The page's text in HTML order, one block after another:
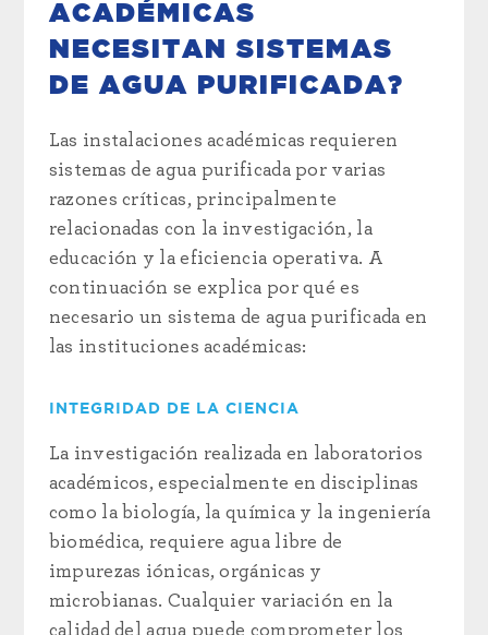
ACADÉMICAS
NECESITAN SISTEMAS
DE AGUA PURIFICADA?
Las instalaciones académicas requieren
sistemas de agua purificada por varias
razones críticas, principalmente
relacionadas con la investigación, la
educación y la eficiencia operativa. A
continuación se explica por qué es
necesario un sistema de agua purificada en
las instituciones académicas:
INTEGRIDAD DE LA CIENCIA
La investigación realizada en laboratorios
académicos, especialmente en disciplinas
como la biología, la química y la ingeniería
biomédica, requiere agua libre de
impurezas iónicas, orgánicas y
microbianas. Cualquier variación en la
calidad del agua puede comprometer los